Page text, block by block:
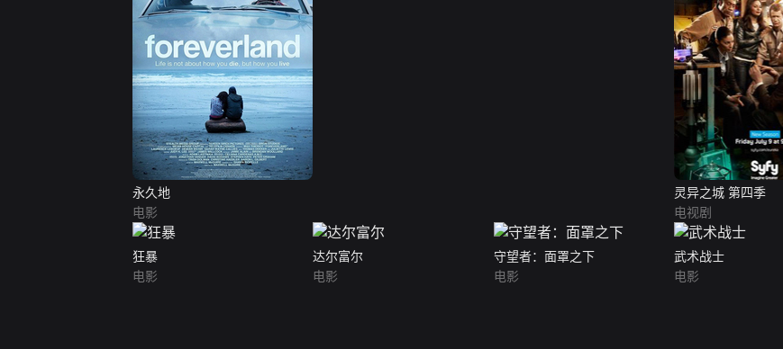
永久地
电影
灵异之城 第四季
电视剧
狂暴
电影
达尔富尔
电影
守望者：面罩之下
电影
武术战士
电影